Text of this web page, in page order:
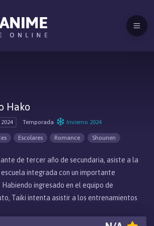
Hako
2024 Temporada Invierno 2024
Escolares Romance Shounen
de tercer año de secundaria, asiste a la
escuela integrada con un importante
ingresado en el equipo de
Taiki intenta asistir a los entrenamientos
al gimnasio. La persona que va un paso por